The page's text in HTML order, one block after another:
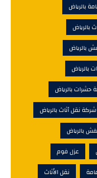
بالرياض
بالرياض
بالرياض
بالرياض
بالرياض
شركة نقل أثاث بالرياض
بالرياض
عزل فوم
نقل الأثاث